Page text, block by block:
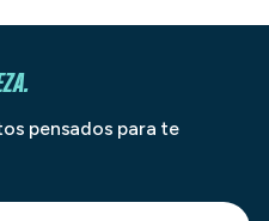
pensados para te